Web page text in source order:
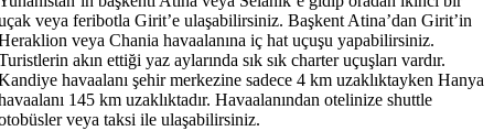
veya feribotla Girit’e ulaşabilirsiniz. Başkent Atina’dan Girit’in
veya Chania havaalanına iç hat uçuşu yapabilirsiniz.
akın ettiği yaz aylarında sık sık charter uçuşları vardır.
havaalanı şehir merkezine sadece 4 km uzaklıktayken Hanya
145 km uzaklıktadır. Havaalanından otelinize shuttle
veya taksi ile ulaşabilirsiniz.